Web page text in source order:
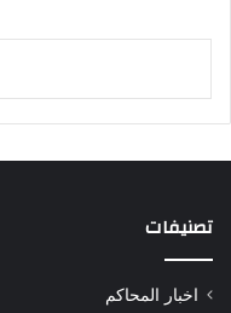
تصنيفات
اخبار المحاكم